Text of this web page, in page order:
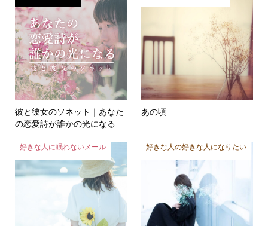
彼と彼女のソネット｜あなた
の恋愛詩が誰かの光になる
あの頃
好きな人に眠れないメール 好きな人の好きな人になりたい